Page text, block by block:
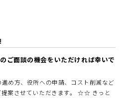
ご面談の機会をいただければ幸いで
め方、役所への申請、コスト削減など
提案させていただきます。 ☆☆ きっと